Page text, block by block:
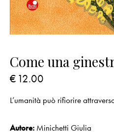
Come una
€ 12.00
L’umanità può rifiorire
Autore: Minichetti Giulia